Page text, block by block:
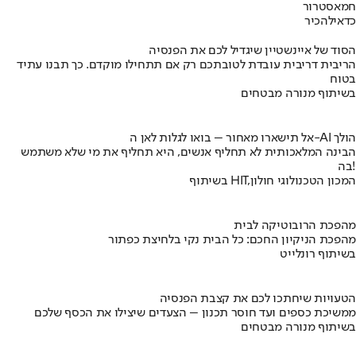
חמאסטרור
כדאילהכיר
הסוד של איינשטיין שיגדיל לכם את הפנסיה
הריבית דריבית עובדת לטובתכם רק אם תתחילו מוקדם. כך תבנו עתיד
בטוח
בשיתוף מנורה מבטחים
אל תישארו מאחור – בואו לגלות לאן ה-AI הולך
הבינה המלאכותית לא תחליף אנשים, היא תחליף את מי שלא משתמש
בה!
בשיתוף HIT,המכון הטכנולוגי חולון
מהפכת הרובוטיקה לבית
מהפכת הניקיון החכם: כל הבית נקי בלחיצת כפתור
בשיתוף רונלייט
הטעויות שיחתכו לכם את קצבת הפנסיה
ממשיכת כספים ועד חוסר תכנון – הצעדים שיצילו את הכסף שלכם
בשיתוף מנורה מבטחים